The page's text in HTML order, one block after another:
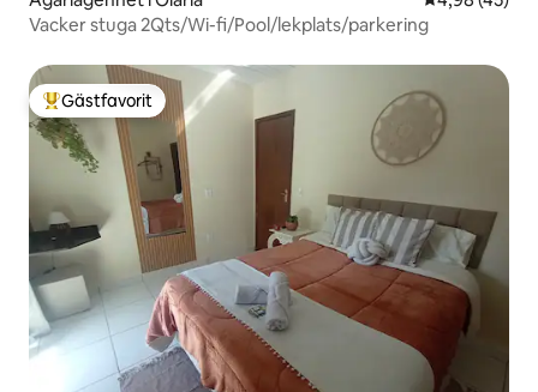
Vacker stuga 2Qts/Wi-fi/Pool/lekplats/parkering
Populär gästfavorit
Gästfavorit